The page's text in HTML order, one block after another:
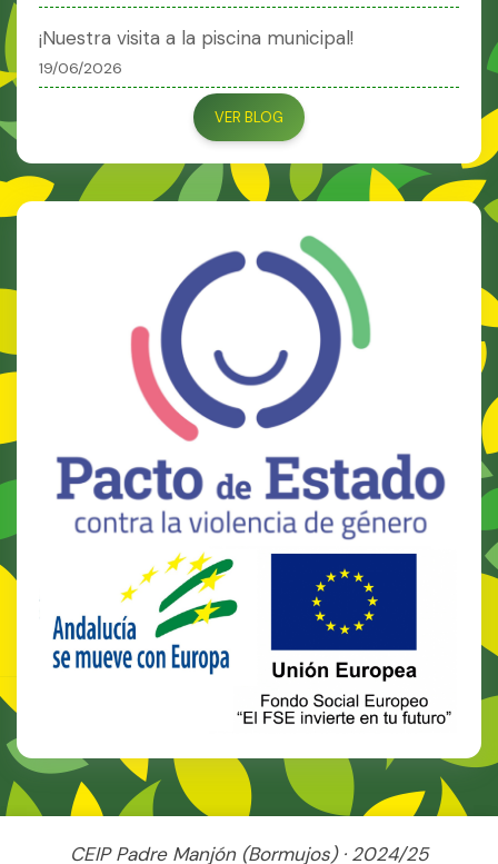
¡Nuestra visita a la piscina municipal!
19/06/2026
VER BLOG
CEIP Padre Manjón (Bormujos) · 2024/25